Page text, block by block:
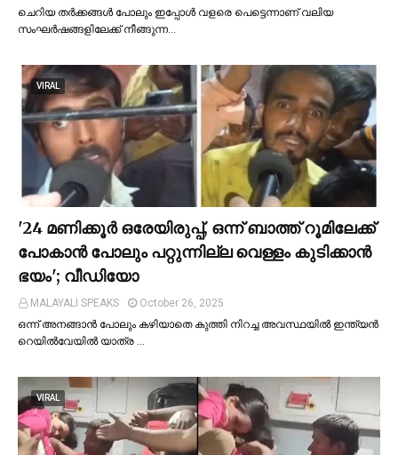
ചെറിയ തര്‍ക്കങ്ങള്‍ പോലും ഇപ്പോള്‍ വളരെ പെട്ടെന്നാണ് വലിയ
സംഘര്‍ഷങ്ങളിലേക്ക് നീങ്ങുന്ന…
VIRAL
'24 മണിക്കൂര്‍ ഒരേയിരുപ്പ്, ഒന്ന് ബാത്ത് റൂമിലേക്ക്
പോകാന്‍ പോലും പറ്റുന്നില്ല വെള്ളം കുടിക്കാന്‍
ഭയം'; വീഡിയോ
MALAYALI SPEAKS
October 26, 2025
ഒന്ന് അനങ്ങാന്‍ പോലും കഴിയാതെ കുത്തി നിറച്ച അവസ്ഥയില്‍ ഇന്ത്യന്‍
റെയില്‍വേയില്‍ യാത്ര …
VIRAL